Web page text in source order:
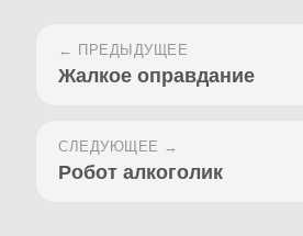
← ПРЕДЫДУЩЕЕ
Жалкое оправдание
СЛЕДУЮЩЕЕ →
Робот алкоголик